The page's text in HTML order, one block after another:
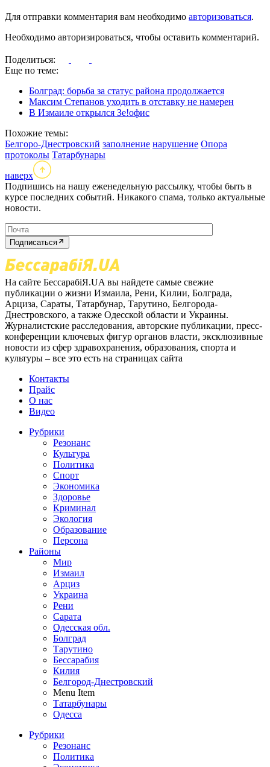
Для отправки комментария вам необходимо авторизоваться.
Необходимо авторизироваться, чтобы оставить комментарий.
Поделиться:
Еще по теме:
Болград: борьба за статус района продолжается
Максим Степанов уходить в отставку не намерен
В Измаиле открылся Зе!офис
Похожие темы:
Белгоро-Днестровский заполнение нарушение Опора
протоколы Татарбунары
наверх
Подпишись на нашу еженедельную рассылку, чтобы быть в
курсе последних событий. Никакого спама, только актуальные
новости.
Подписаться
На сайте БессарабіЯ.UA вы найдете самые свежие
публикации о жизни Измаила, Рени, Килии, Болграда,
Арциза, Сараты, Татарбунар, Тарутино, Белгорода-
Днестровского, а также Одесской области и Украины.
Журналистские расследования, авторские публикации, пресс-
конференции ключевых фигур органов власти, эксклюзивные
новости из сфер здравохранения, образования, спорта и
культуры – все это есть на страницах сайта
Контакты
Прайс
О нас
Видео
Рубрики
Резонанс
Культура
Политика
Спорт
Экономика
Здоровье
Криминал
Экология
Образование
Персона
Районы
Мир
Измаил
Арциз
Украина
Рени
Сарата
Одесская обл.
Болград
Тарутино
Бессарабия
Килия
Белгород-Днестровский
Menu Item
Татарбунары
Одесса
Рубрики
Резонанс
Политика